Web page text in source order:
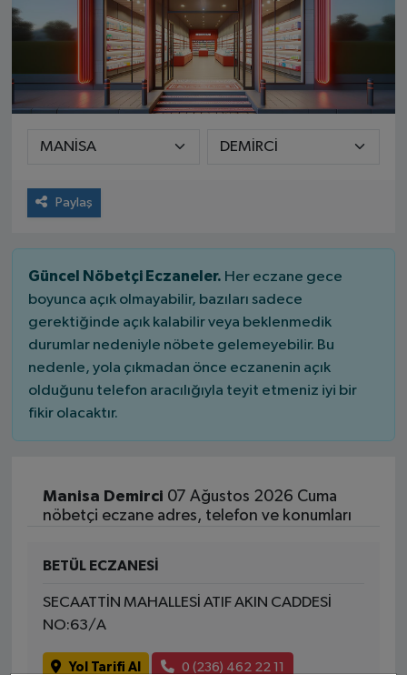
Paylaş
Güncel Nöbetçi Eczaneler. Her eczane gece
boyunca açık olmayabilir, bazıları sadece
gerektiğinde açık kalabilir veya beklenmedik
durumlar nedeniyle nöbete gelemeyebilir. Bu
nedenle, yola çıkmadan önce eczanenin açık
olduğunu telefon aracılığıyla teyit etmeniz iyi bir
fikir olacaktır.
Manisa Demirci 07 Ağustos 2026 Cuma
nöbetçi eczane adres, telefon ve konumları
BETÜL ECZANESİ
SECAATTİN MAHALLESİ ATIF AKIN CADDESİ
NO:63/A
Yol Tarifi Al 0 (236) 462 22 11